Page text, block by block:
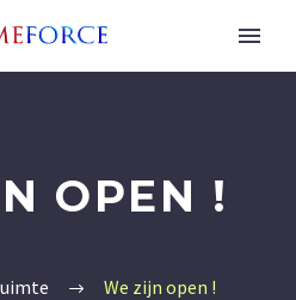
OPEN !
We zijn open !